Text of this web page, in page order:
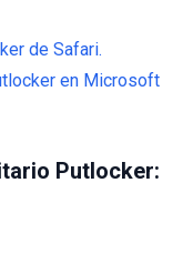
de Safari.
en Microsoft
Putlocker: